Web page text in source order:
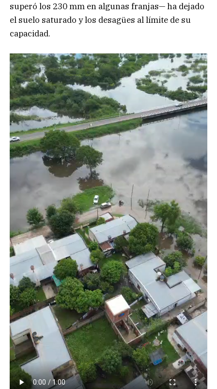
superó los 230 mm en algunas franjas— ha dejado
el suelo saturado y los desagües al límite de su
capacidad.